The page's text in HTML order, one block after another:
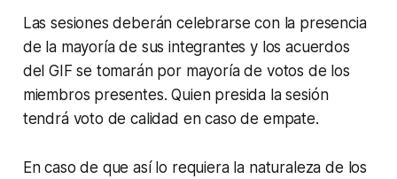
Las sesiones deberán celebrarse con la presencia
de la mayoría de sus integrantes y los acuerdos
del GIF se tomarán por mayoría de votos de los
miembros presentes. Quien presida la sesión
tendrá voto de calidad en caso de empate.
En caso de que así lo requiera la naturaleza de los